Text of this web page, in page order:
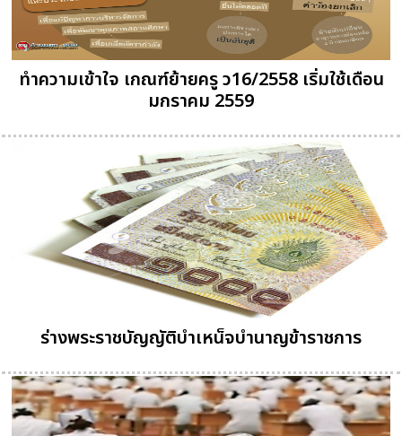
ทำความเข้าใจ เกณฑ์ย้ายครู ว16/2558 เริ่มใช้เดือน
มกราคม 2559
ร่างพระราชบัญญัติบำเหน็จบำนาญข้าราชการ